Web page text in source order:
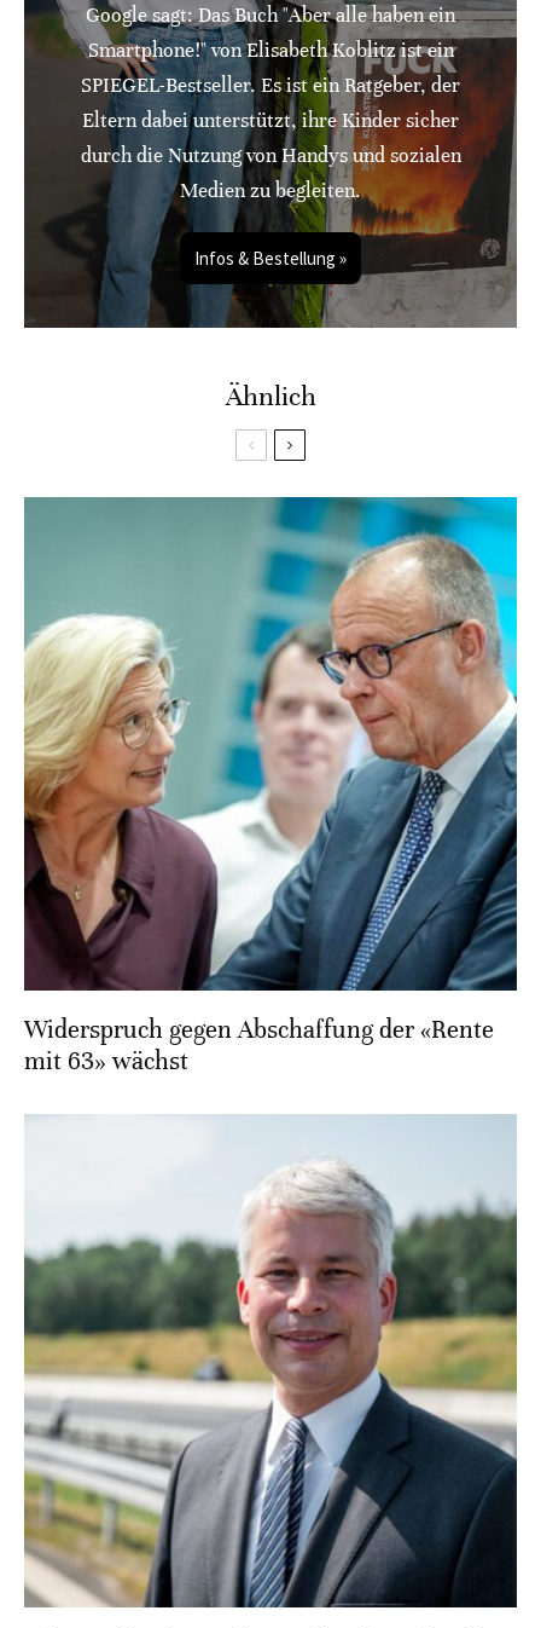
Google sagt: Das Buch "Aber alle haben ein
Smartphone!" von Elisabeth Koblitz ist ein
SPIEGEL-Bestseller. Es ist ein Ratgeber, der
Eltern dabei unterstützt, ihre Kinder sicher
durch die Nutzung von Handys und sozialen
Medien zu begleiten.
Infos & Bestellung »
Ähnlich
Widerspruch gegen Abschaffung der «Rente
mit 63» wächst